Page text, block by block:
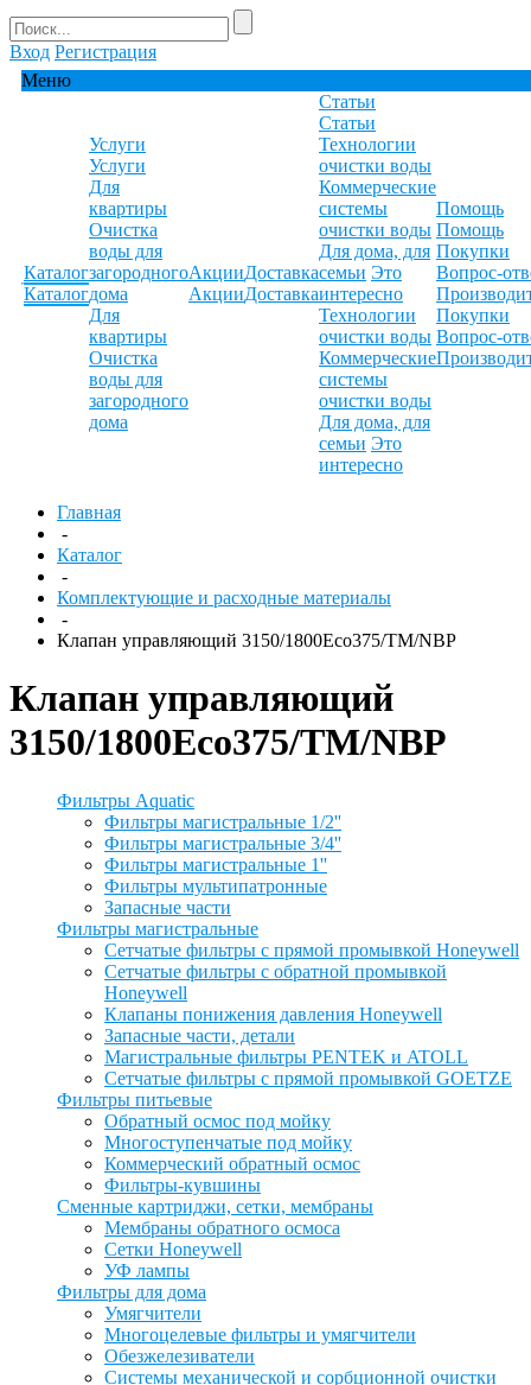
Вход Регистрация
Меню
Каталог
Каталог
Услуги
Услуги
Для
квартиры
Очистка
воды для
загородного
дома
Для
квартиры
Очистка
воды для
загородного
дома
Акции
Акции
Доставка
Доставка
Статьи
Статьи
Технологии
очистки воды
Коммерческие
системы
очистки воды
Для дома, для
семьи Это
интересно
Технологии
очистки воды
Коммерческие
системы
очистки воды
Для дома, для
семьи Это
интересно
Помощь
Помощь
Покупки
Вопрос-
Покупки
Вопрос-
Главная
-
Каталог
-
Комплектующие и расходные материалы
-
Клапан управляющий 3150/1800Eco375/TM/NBP
Клапан управляющий
3150/1800Eco375/TM/NBP
Фильтры Aquatic
Фильтры магистральные 1/2''
Фильтры магистральные 3/4''
Фильтры магистральные 1''
Фильтры мультипатронные
Запасные части
Фильтры магистральные
Сетчатые фильтры с прямой промывкой Honeywell
Сетчатые фильтры с обратной промывкой
Honeywell
Клапаны понижения давления Honeywell
Запасные части, детали
Магистральные фильтры PENTEK и ATOLL
Сетчатые фильтры с прямой промывкой GOETZE
Фильтры питьевые
Обратный осмос под мойку
Многоступенчатые под мойку
Коммерческий обратный осмос
Фильтры-кувшины
Сменные картриджи, сетки, мембраны
Мембраны обратного осмоса
Сетки Honeywell
УФ лампы
Фильтры для дома
Умягчители
Многоцелевые фильтры и умягчители
Обезжелезиватели
Системы механической и сорбционной очистки